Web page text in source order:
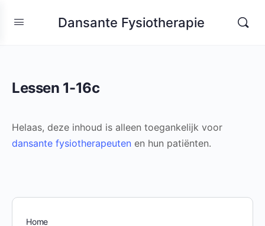
Dansante Fysiotherapie
Lessen 1-16c
Helaas, deze inhoud is alleen toegankelijk voor
dansante fysiotherapeuten en hun patiënten.
Home